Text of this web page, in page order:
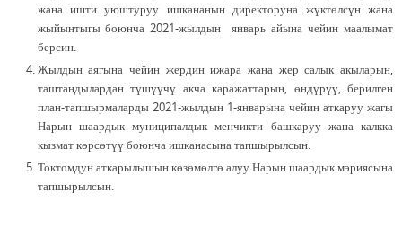
жана ишти уюштуруу ишкананын директоруна жүктөлсүн жана
жыйынтыгы боюнча 2021-жылдын январь айына чейин маалымат
берсин.
Жылдын аягына чейин жердин ижара жана жер салык акыларын,
таштандылардан түшүүчү акча каражаттарын, өндүрүү, берилген
план-тапшырмаларды 2021-жылдын 1-январына чейин аткаруу жагы
Нарын шаардык муниципалдык менчикти башкаруу жана калкка
кызмат көрсөтүү боюнча ишканасына тапшырылсын.
Токтомдун аткарылышын көзөмөлгө алуу Нарын шаардык мэриясына
тапшырылсын.